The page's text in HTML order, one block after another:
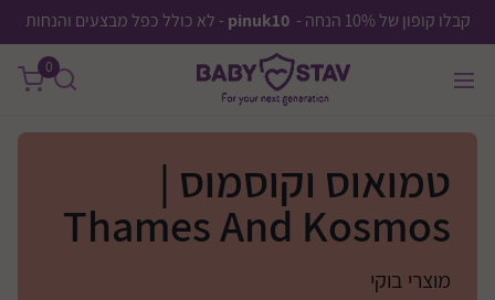
קבלו קופון של 10% הנחה - pinuk10 - לא כולל כפל מבצעים והנחות
0
טמואוס וקוסמוס |
Thames And Kosmos
מוצרי בוקי